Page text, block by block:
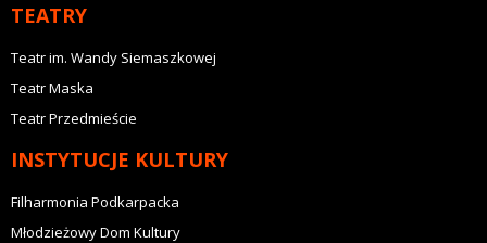
TEATRY
Teatr im. Wandy Siemaszkowej
Teatr Maska
Teatr Przedmieście
INSTYTUCJE KULTURY
Filharmonia Podkarpacka
Młodzieżowy Dom Kultury